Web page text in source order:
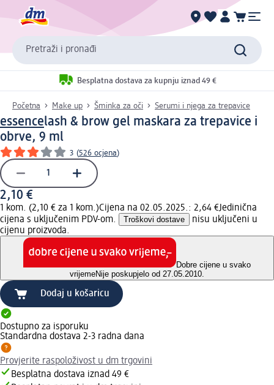
Pretraži i pronađi
Besplatna dostava za kupnju iznad 49 €
Početna Make up Šminka za oči Serumi i njega za trepavice
essencelash & brow gel maskara za trepavice i
obrve, 9 ml
3 (526 ocjena)
2,10 €
1 kom. (2,10 € za 1 kom.)Cijena na 02.05.2025.: 2,64 €Jedinična
cijena s uključenim PDV-om.
Troškovi dostave
nisu uključeni u
cijenu proizvoda.
Dobre cijene u svako
vrijemeNije poskupjelo od 27.05.2010.
Dodaj u košaricu
Dostupno za isporuku
Standardna dostava 2-3 radna dana
Provjerite raspoloživost u dm trgovini
Besplatna dostava iznad 49 €